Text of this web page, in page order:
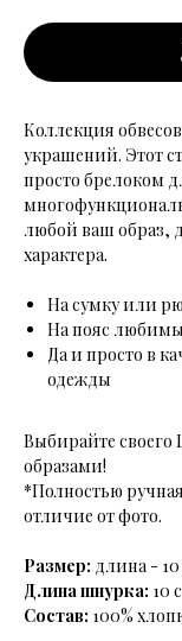
Коллекция
украшений. Этот
просто брелоком
любой ваш образ,
характера.
На сумку или
На пояс
Да и просто в
одежды
Выбирайте
образами!
*Полностью
отличие от фото.
Размер: длина -
Длина шнурка: 10
Состав: 100%